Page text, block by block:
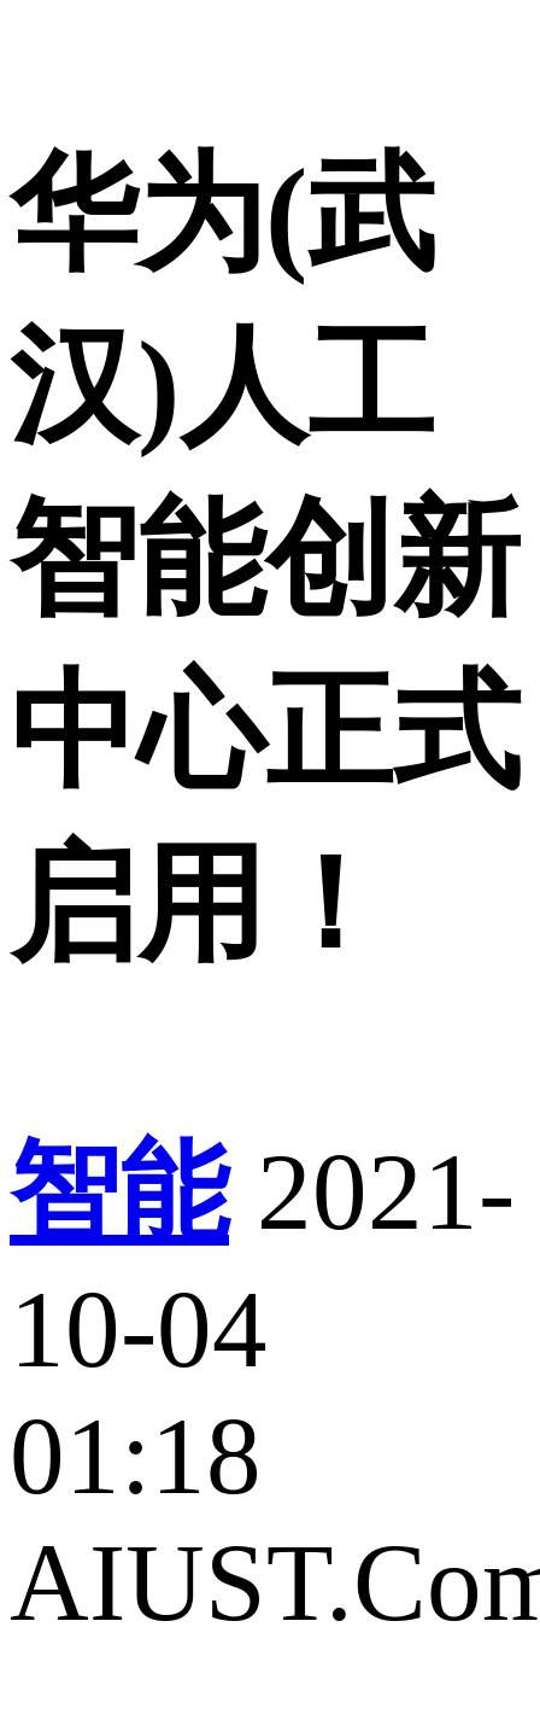
华为(武
汉)人工
智能创新
中心正式
启用！
智能 2021-
10-04
01:18